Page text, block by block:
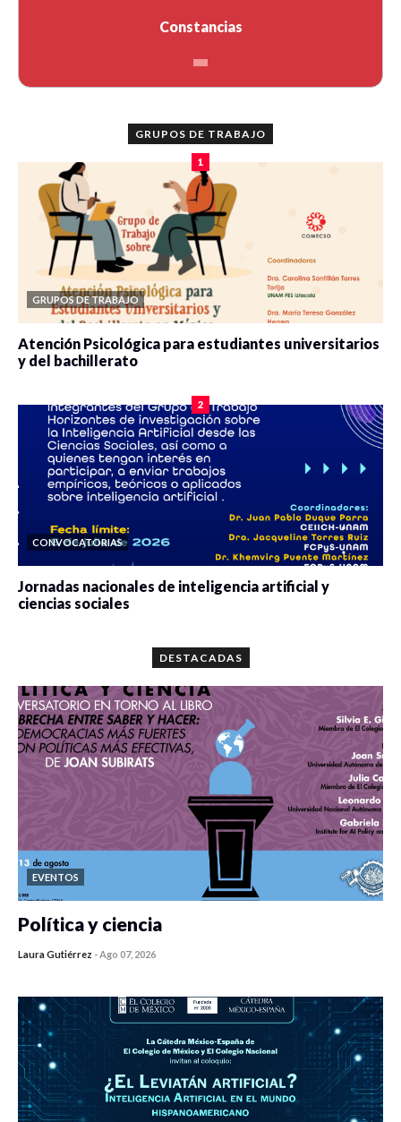
Constancias
GRUPOS DE TRABAJO
1
GRUPOS DE TRABAJO
Atención Psicológica para estudiantes universitarios
y del bachillerato
2
CONVOCATORIAS
Jornadas nacionales de inteligencia artificial y
ciencias sociales
DESTACADAS
EVENTOS
Política y ciencia
Laura Gutiérrez -Ago 07, 2026